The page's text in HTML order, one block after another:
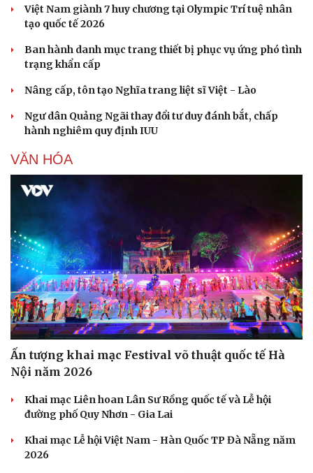
Phòng mạch online
Ăn sạch sống khỏe
Việt Nam giành 7 huy chương tại Olympic Trí tuệ nhân
tạo quốc tế 2026
Ban hành danh mục trang thiết bị phục vụ ứng phó tình
trạng khẩn cấp
Nâng cấp, tôn tạo Nghĩa trang liệt sĩ Việt - Lào
Ngư dân Quảng Ngãi thay đổi tư duy đánh bắt, chấp
hành nghiêm quy định IUU
VĂN HÓA
Ấn tượng khai mạc Festival võ thuật quốc tế Hà
Nội năm 2026
Khai mạc Liên hoan Lân Sư Rồng quốc tế và Lễ hội
đường phố Quy Nhơn - Gia Lai
Khai mạc Lễ hội Việt Nam - Hàn Quốc TP Đà Nẵng năm
2026